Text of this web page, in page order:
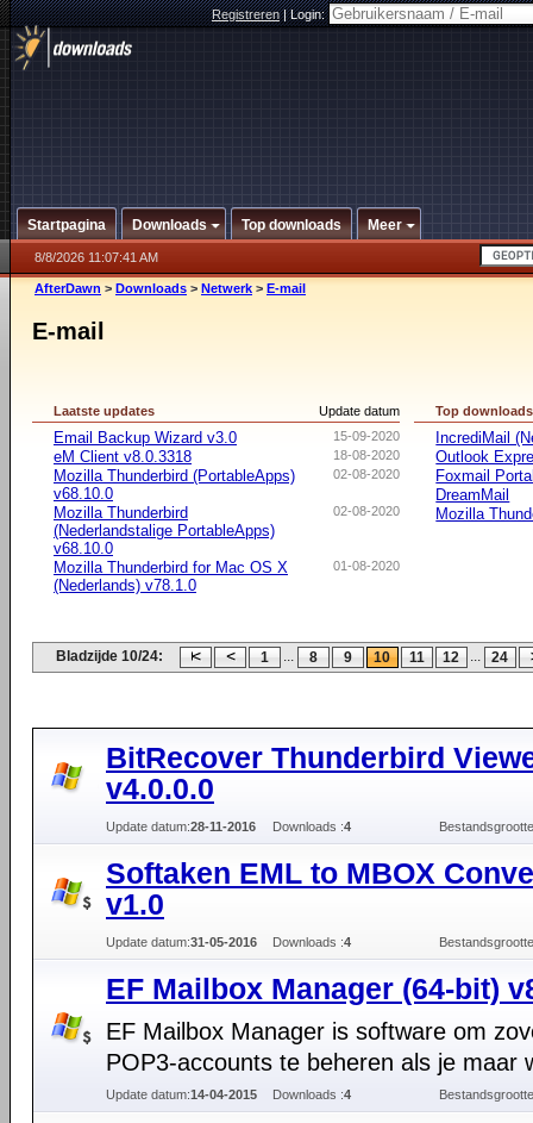
Registreren|Login:
Startpagina Downloads Top downloads Meer
8/8/2026 11:07:41 AM
AfterDawn > Downloads > Netwerk > E-mail
E-mail
Update datum
Laatste updates
15-09-2020
Email Backup Wizard v3.0
18-08-2020
eM Client v8.0.3318
02-08-2020
Mozilla Thunderbird (PortableApps)
v68.10.0
02-08-2020
Mozilla Thunderbird
(Nederlandstalige PortableApps)
v68.10.0
01-08-2020
Mozilla Thunderbird for Mac OS X
(Nederlands) v78.1.0
Top downloads
IncrediMail
Outlook
Foxmail
DreamMail
Mozilla
Bladzijde 10/24: 1 ... 8 9 10 11 12 ... 24
BitRecover Thunderbird
v4.0.0.0
Update datum:28-11-2016 Downloads :4
Softaken EML to MBOX
v1.0
Update datum:31-05-2016 Downloads :4
EF Mailbox Manager (64-bit)
EF Mailbox Manager is software om
POP3-accounts te beheren als je maar
Update datum:14-04-2015 Downloads :4